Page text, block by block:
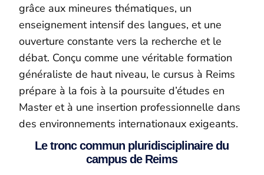
grâce aux mineures thématiques, un
enseignement intensif des langues, et une
ouverture constante vers la recherche et le
débat. Conçu comme une véritable formation
généraliste de haut niveau, le cursus à Reims
prépare à la fois à la poursuite d’études en
Master et à une insertion professionnelle dans
des environnements internationaux exigeants.
Le tronc commun pluridisciplinaire du
campus de Reims